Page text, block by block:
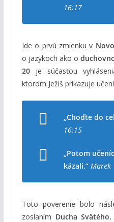
16:17
Ide o prvú zmienku v
o jazykoch ako o
20je súčasťou
ktorom Ježiš prikazuje
„Choďte do
16:15
„Potom
kázali.“ Marek
Toto poverenie bolo
zoslaním Ducha Svätého,